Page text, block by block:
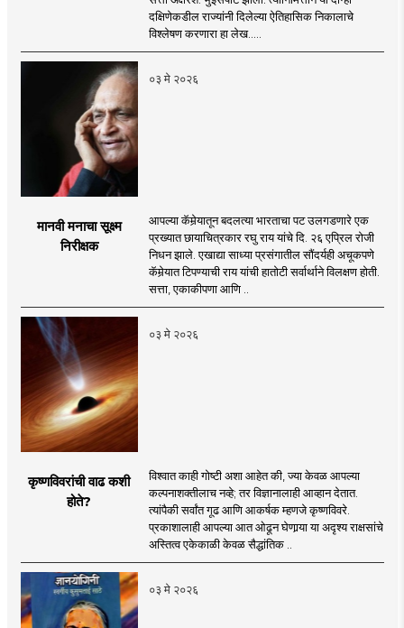
दक्षिणेकडील राज्यांनी दिलेल्या ऐतिहासिक निकालाचे
विश्लेषण करणारा हा लेख.....
०३ मे २०२६
मानवी मनाचा सूक्ष्म
निरीक्षक
आपल्या कॅमेर्‍यातून बदलत्या भारताचा पट उलगडणारे एक
प्रख्यात छायाचित्रकार रघु राय यांचे दि. २६ एप्रिल रोजी
निधन झाले. एखाद्या साध्या प्रसंगातील सौंदर्यही अचूकपणे
कॅमेर्‍यात टिपण्याची राय यांची हातोटी सर्वार्थाने विलक्षण होती.
सत्ता, एकाकीपणा आणि ..
०३ मे २०२६
कृष्णविवरांची वाढ कशी
होते?
विश्वात काही गोष्टी अशा आहेत की, ज्या केवळ आपल्या
कल्पनाशक्तीलाच नव्हे; तर विज्ञानालाही आव्हान देतात.
त्यांपैकी सर्वांत गूढ आणि आकर्षक म्हणजे कृष्णविवरे.
प्रकाशालाही आपल्या आत ओढून घेणार्‍या या अदृश्य राक्षसांचे
अस्तित्व एकेकाळी केवळ सैद्धांतिक ..
०३ मे २०२६